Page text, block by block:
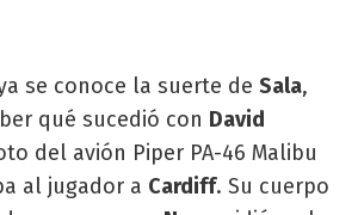
se conoce la suerte de Sala,
qué sucedió con David
del avión Piper PA-46 Malibu
al jugador a Cardiff. Su cuerpo